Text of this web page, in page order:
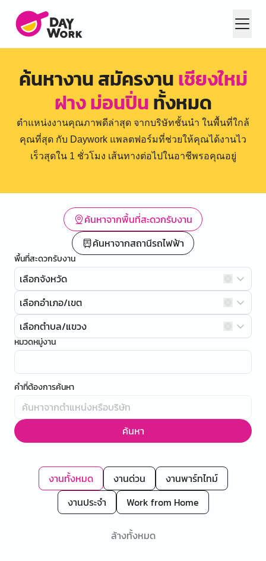
ค้นหางาน สมัครงานเชียงใหม่
ฝาง ม่อนปิ่นทั้งหมด
ตำแหน่งงานคุณภาพดีล่าสุด จากบริษัทชั้นนำ ในพื้นที่ใกล้
คุณที่สุด กับ Daywork แพลตฟอร์มที่ช่วยให้คุณได้งานไว
เร็วสุดใน 1 ชั่วโมง เส้นทางต่อไปในอาชีพรอคุณอยู่
ค้นหาจากพื้นที่สะดวกรับงาน
ค้นหาจากสถานีรถไฟฟ้า
พื้นที่สะดวกรับงาน
เลือกจังหวัด
เลือกอำเภอ/เขต
เลือกตำบล/แขวง
หมวดหมู่งาน
คำที่ต้องการค้นหา
ค้นหา
งานทั้งหมด งานด่วน
งานพาร์ทไทม์
งานประจำ
Work from Home
ล้างทั้งหมด